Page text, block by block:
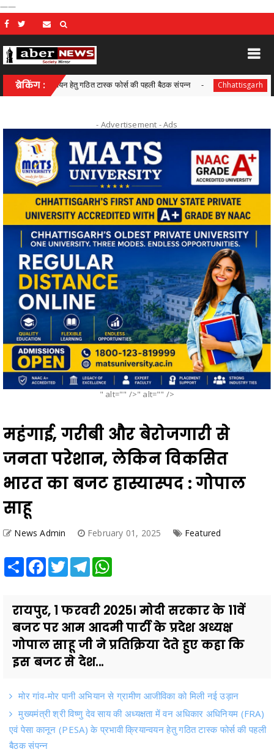
——
ब्रेकिंग :
हेतु गठित टास्क फोर्स की पहली बैठक संपन्न Chhattisgarh छत्तीसगढ़
- Advertisement -Ads
" alt="" />" alt="" />
महंगाई, गरीबी और बेरोजगारी से
जनता परेशान, लेकिन विकसित
भारत का बजट हास्यास्पद : गोपाल
साहू
News Admin February 01, 2025 Featured
Share Facebook
TwitterTelegram
रायपुर, 1 फरवरी 2025। मोदी सरकार के 11वें
बजट पर आम आदमी पार्टी के प्रदेश अध्यक्ष
गोपाल साहू जी ने प्रतिक्रिया देते हुए कहा कि
इस बजट से देश...
मोर गांव-मोर पानी अभियान से ग्रामीण आजीविका को मिली नई उड़ान
मुख्यमंत्री श्री विष्णु देव साय की अध्यक्षता में वन अधिकार अधिनियम (FRA)
एवं पेसा कानून (PESA) के प्रभावी क्रियान्वयन हेतु गठित टास्क फोर्स की पहली
बैठक संपन्न